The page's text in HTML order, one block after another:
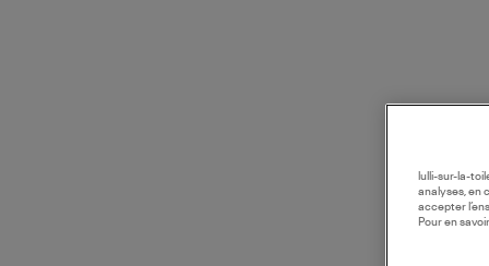
lulli-sur-la-
analyses, en
accepter
Pour en